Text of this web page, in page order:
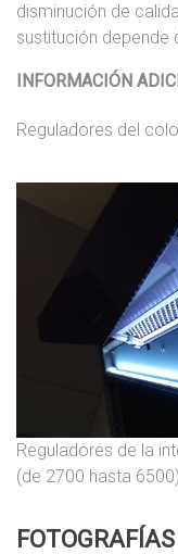
disminución de
sustitución depende
INFORMACIÓN
Reguladores del
Reguladores de la
(de 2700 hasta
FOTOGRAFÍAS